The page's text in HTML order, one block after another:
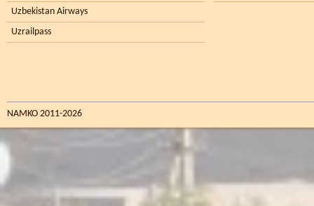
Uzbekistan Airways
Uzrailpass
NAMKO 2011-2026